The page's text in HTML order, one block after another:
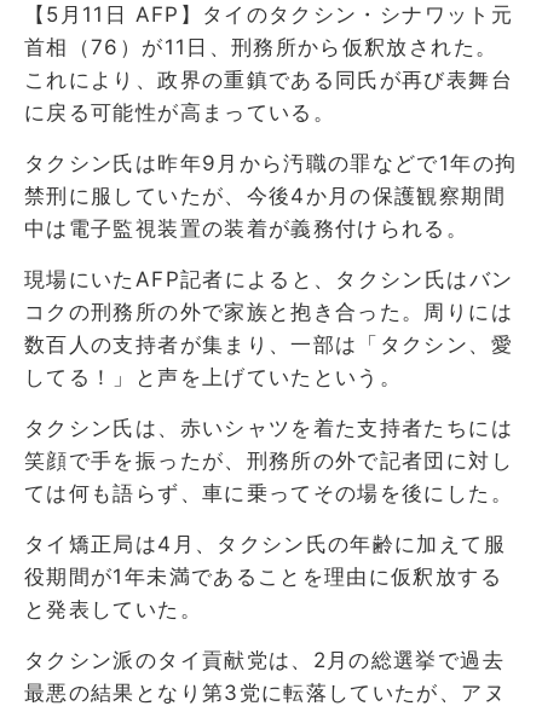
【5月11日 AFP】タイのタクシン・シナワット元
首相（76）が11日、刑務所から仮釈放された。
これにより、政界の重鎮である同氏が再び表舞台
に戻る可能性が高まっている。
タクシン氏は昨年9月から汚職の罪などで1年の拘
禁刑に服していたが、今後4か月の保護観察期間
中は電子監視装置の装着が義務付けられる。
現場にいたAFP記者によると、タクシン氏はバン
コクの刑務所の外で家族と抱き合った。周りには
数百人の支持者が集まり、一部は「タクシン、愛
してる！」と声を上げていたという。
タクシン氏は、赤いシャツを着た支持者たちには
笑顔で手を振ったが、刑務所の外で記者団に対し
ては何も語らず、車に乗ってその場を後にした。
タイ矯正局は4月、タクシン氏の年齢に加えて服
役期間が1年未満であることを理由に仮釈放する
と発表していた。
タクシン派のタイ貢献党は、2月の総選挙で過去
最悪の結果となり第3党に転落していたが、アヌ